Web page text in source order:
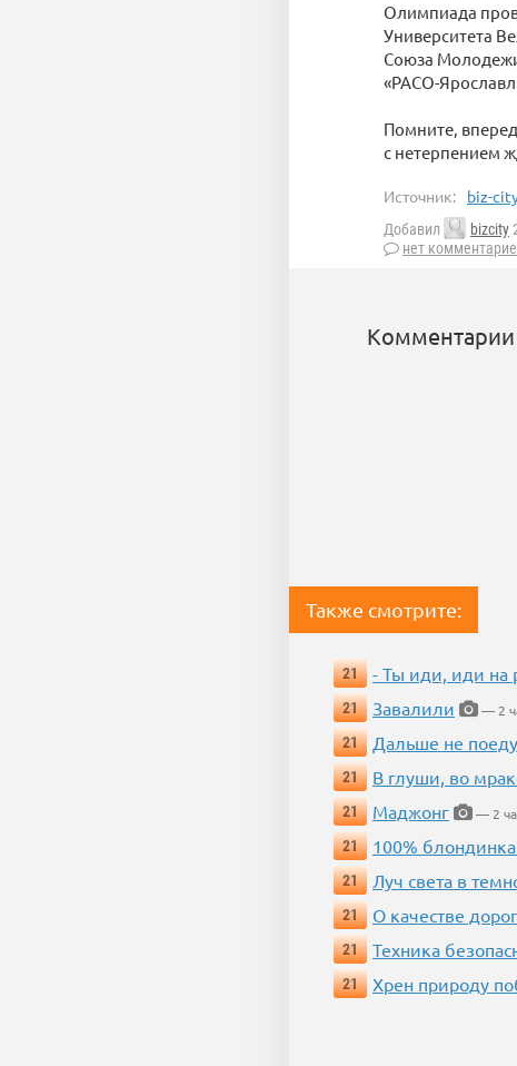
Олимпиада
Университета
Союза Молодежи
«РАСО-
Помните,
с нетерпением
Источник: biz-
Добавил bizcity
нет
Комментарии
Также смотрите:
21 - Ты иди, иди на
21
Завалили
— 2
21
Дальше не
21
В глуши, во
21
Маджонг
— 2
21
100%
21
Луч света в
21
О качестве
21
Техника
21
Хрен природу